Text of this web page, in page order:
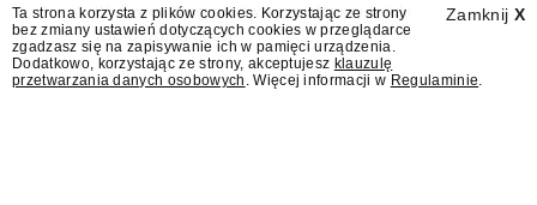
Wydawcy programów są mistrzami sztuki
zapraszania gości.
Zamknij X
Ta strona korzysta z plików cookies. Korzystając ze strony
bez zmiany ustawień dotyczących cookies w przeglądarce
zgadzasz się na zapisywanie ich w pamięci urządzenia.
Dodatkowo, korzystając ze strony, akceptujesz klauzulę
przetwarzania danych osobowych . Więcej informacji w Regulaminie.